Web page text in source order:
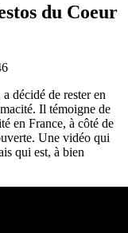
du Coeur
décidé de rester en
Il témoigne de
en France, à côté de
Une vidéo qui
qui est, à bien